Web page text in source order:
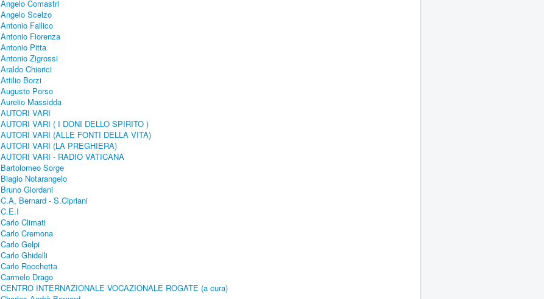
Angelo Comastri
Angelo Scelzo
Antonio Fallico
Antonio Fiorenza
Antonio Pitta
Antonio Zigrossi
Araldo Chierici
Attilio Borzi
Augusto Porso
Aurelio Massidda
AUTORI VARI
AUTORI VARI ( I DONI DELLO SPIRITO )
AUTORI VARI (ALLE FONTI DELLA VITA)
AUTORI VARI (LA PREGHIERA)
AUTORI VARI - RADIO VATICANA
Bartolomeo Sorge
Biagio Notarangelo
Bruno Giordani
C.A, Bernard - S.Cipriani
C.E.I
Carlo Climati
Carlo Cremona
Carlo Gelpi
Carlo Ghidelli
Carlo Rocchetta
Carmelo Drago
CENTRO INTERNAZIONALE VOCAZIONALE ROGATE (a cura)